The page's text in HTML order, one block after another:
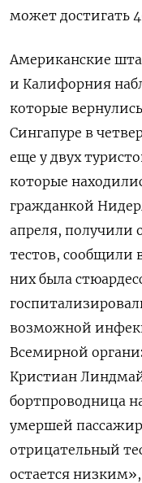
может достигать
Американские
и Калифорния
которые
Сингапуре в
еще у двух
которые
гражданкой
апреля, получили
тестов, сообщили
них была
возможной
Всемирной
Кристиан
бортпроводница
умершей
отрицательный
остается